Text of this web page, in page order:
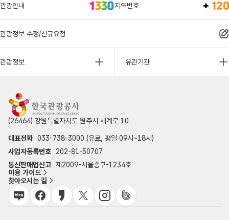
관광안내 지역번호
관광정보 수정/신규요청
관광정보 유관기관
(26464) 강원특별자치도 원주시 세계로 10
대표전화 033-738-3000 (유료, 평일 09시~18시)
사업자등록번호 202-81-50707
통신판매업신고 제2009-서울중구-1234호
이용 가이드
찾아오시는 길